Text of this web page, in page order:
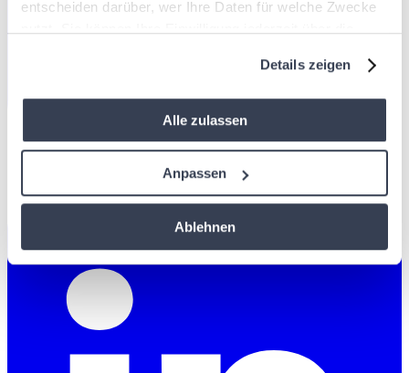
entscheiden darüber, wer Ihre Daten für welche Zwecke
Trigger Symbol ändern oder widerrufen
Wenn Sie es erlauben, würden wir auch gerne:
Informationen über Ihre geografische Lage
Ihr Gerät durch aktives Scannen nach
bestimmten Merkmalen (Fingerprinting) identifizieren
Erfahren Sie mehr darüber, wie Ihre persönlichen Daten
verarbeitet werden, und legen Sie Ihre Präferenzen im
Abschnitt Einzelheiten
Cookies, um Inhalte und Anzeigen zu personalisieren, um
Details zeigen
Alle zulassen
Anpassen
Ablehnen